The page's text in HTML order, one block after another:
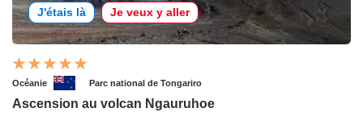
J'étais là Je veux y aller
Océanie Parc national de Tongariro
Ascension au volcan Ngauruhoe